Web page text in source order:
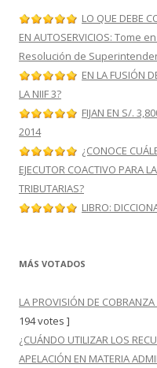
LO QUE DEBE
EN AUTOSERVICIOS: Tome
Resolución de
EN LA FUSIÓN
LA NIIF 3?
FIJAN EN S/.
2014
¿CONOCE
EJECUTOR COACTIVO PARA
TRIBUTARIAS?
LIBRO:
MÁS VOTADOS
LA PROVISIÓN DE
194 votes ]
¿CUÁNDO UTILIZAR LOS
APELACIÓN EN MATERIA